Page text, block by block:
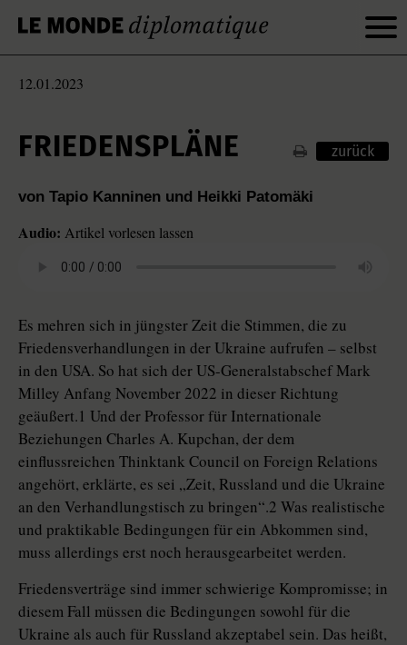
12.01.2023
FRIEDENSPLÄNE zurück
von Tapio Kanninen und Heikki Patomäki
Audio: Artikel vorlesen lassen
Es mehren sich in jüngster Zeit die Stimmen, die zu
Friedensverhandlungen in der Ukraine aufrufen – selbst
in den USA. So hat sich der US-Generalstabschef Mark
Milley Anfang November 2022 in dieser Richtung
geäußert.1 Und der Professor für Internationale
Beziehungen Charles A. Kupchan, der dem
einflussreichen Thinktank Council on Foreign Relations
angehört, erklärte, es sei „Zeit, Russland und die Ukraine
an den Verhandlungstisch zu bringen“.2 Was rea­lis­ti­sche
und praktikable Bedingungen für ein Abkommen sind,
muss allerdings erst noch herausgearbeitet werden.
Friedensverträge sind immer schwierige Kompromisse; in
diesem Fall müssen die Bedingungen sowohl für die
Ukraine als auch für Russland akzeptabel sein. Das heißt,